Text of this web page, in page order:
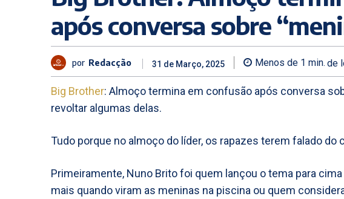
após conversa sobre
por Redacção 31 de Março, 2025 Menos de 1 min. de
Big Brother: Almoço termina em confusão após conversa
revoltar algumas delas.
Tudo porque no almoço do líder, os rapazes terem falado do
Primeiramente, Nuno Brito foi quem lançou o tema para
mais quando viram as meninas na piscina ou quem